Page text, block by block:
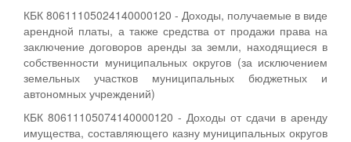
КБК 80611105024140000120 - Доходы, получаемые в виде
арендной платы, а также средства от продажи права на
заключение договоров аренды за земли, находящиеся в
собственности муниципальных округов (за исключением
земельных участков муниципальных бюджетных и
автономных учреждений)
КБК 80611105074140000120 - Доходы от сдачи в аренду
имущества, составляющего казну муниципальных округов